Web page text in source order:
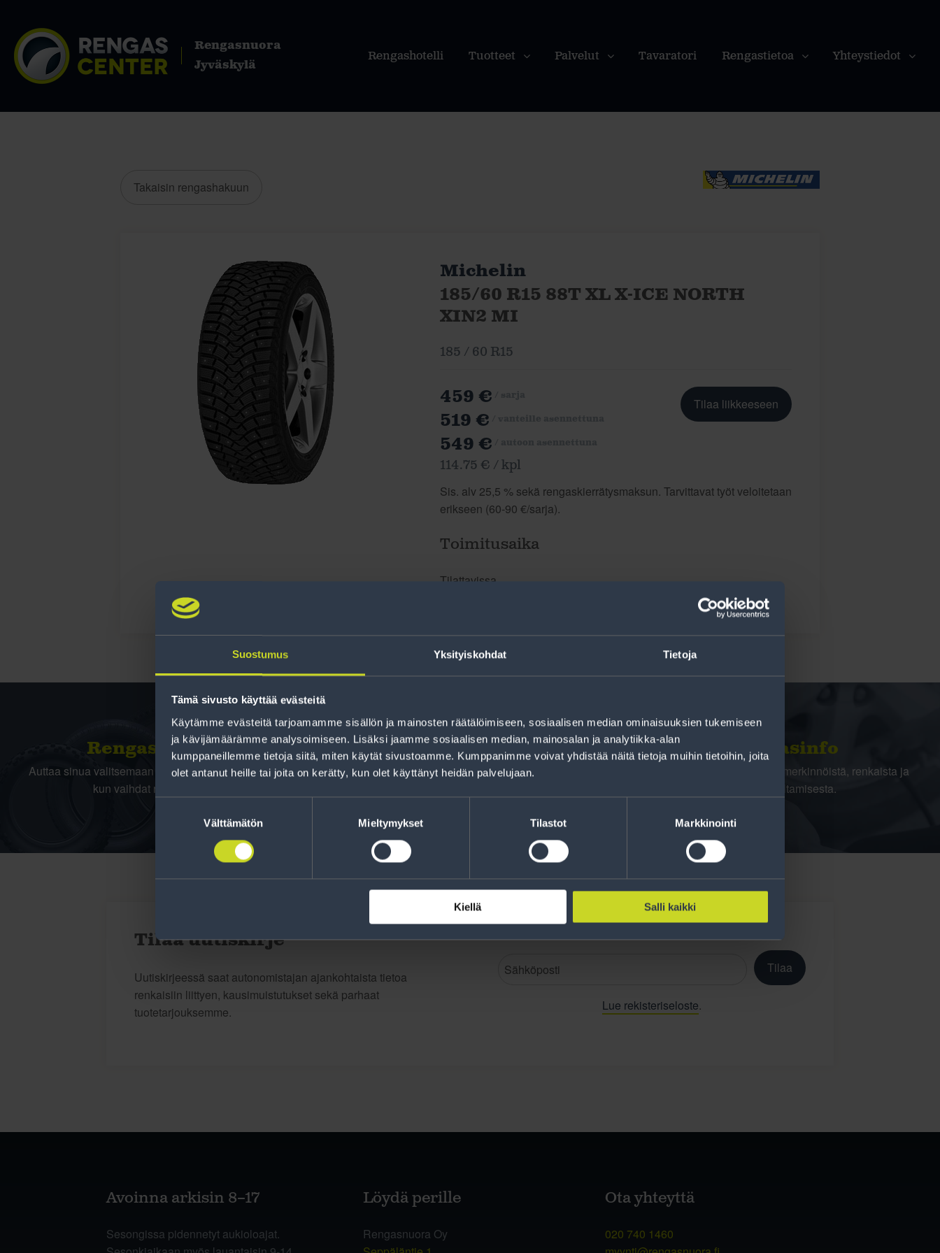
Suostumus Yksityiskohdat Tietoja
Tämä sivusto käyttää evästeitä
Käytämme evästeitä tarjoamamme sisällön ja mainosten räätälöimiseen, sosiaalisen median ominaisuuksien tukemiseen
ja kävijämäärämme analysoimiseen. Lisäksi jaamme sosiaalisen median, mainosalan ja analytiikka-alan
kumppaneillemme tietoja siitä, miten käytät sivustoamme. Kumppanimme voivat yhdistää näitä tietoja muihin tietoihin, joita
olet antanut heille tai joita on kerätty, kun olet käyttänyt heidän palvelujaan.
Välttämätön Mieltymykset Tilastot Markkinointi
Kiellä Salli kaikki
Rengasnuora
Jyväskylä
Rengashotelli Tuotteet Palvelut Tavaratori Rengastietoa Yhteystiedot
Takaisin rengashakuun
Michelin
185/60 R15 88T XL X-ICE NORTH
XIN2 MI
185 / 60 R15
459 €
519 €
549 €
114.75 € / kpl
Tilaa liikkeeseen
Sis. alv 25,5 % sekä rengaskierrätysmaksun. Tarvittavat työt veloitetaan
erikseen (60-90 €/sarja).
Toimitusaika
Tilattavissa
Rengas­laskuri
Auttaa sinua valitsemaan oikean kokoisen renkaan,
kun vaihdat rengaskokoa.
Rahoitus
Tee ostoksesi RengasCenter-tilillä. Saat
Rengasinfo
Tavallisen ihmisen tietoa merkinnöistä, renkaista ja
niiden huoltamisesta.
Tilaa uutiskirje
Uutiskirjeessä saat autonomistajan ajankohtaista tietoa
renkaisiin liittyen, kausimuistutukset sekä parhaat
tuotetarjouksemme.
Tilaa
Lue rekisteriseloste.
Avoinna arkisin 8–17
Sesongissa pidennetyt aukioloajat.
Löydä perille
Rengasnuora Oy
Ota yhteyttä
020 740 1460